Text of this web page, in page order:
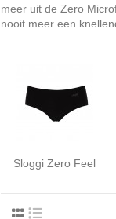
meer uit de Zero
nooit meer een
Sloggi Zero Feel